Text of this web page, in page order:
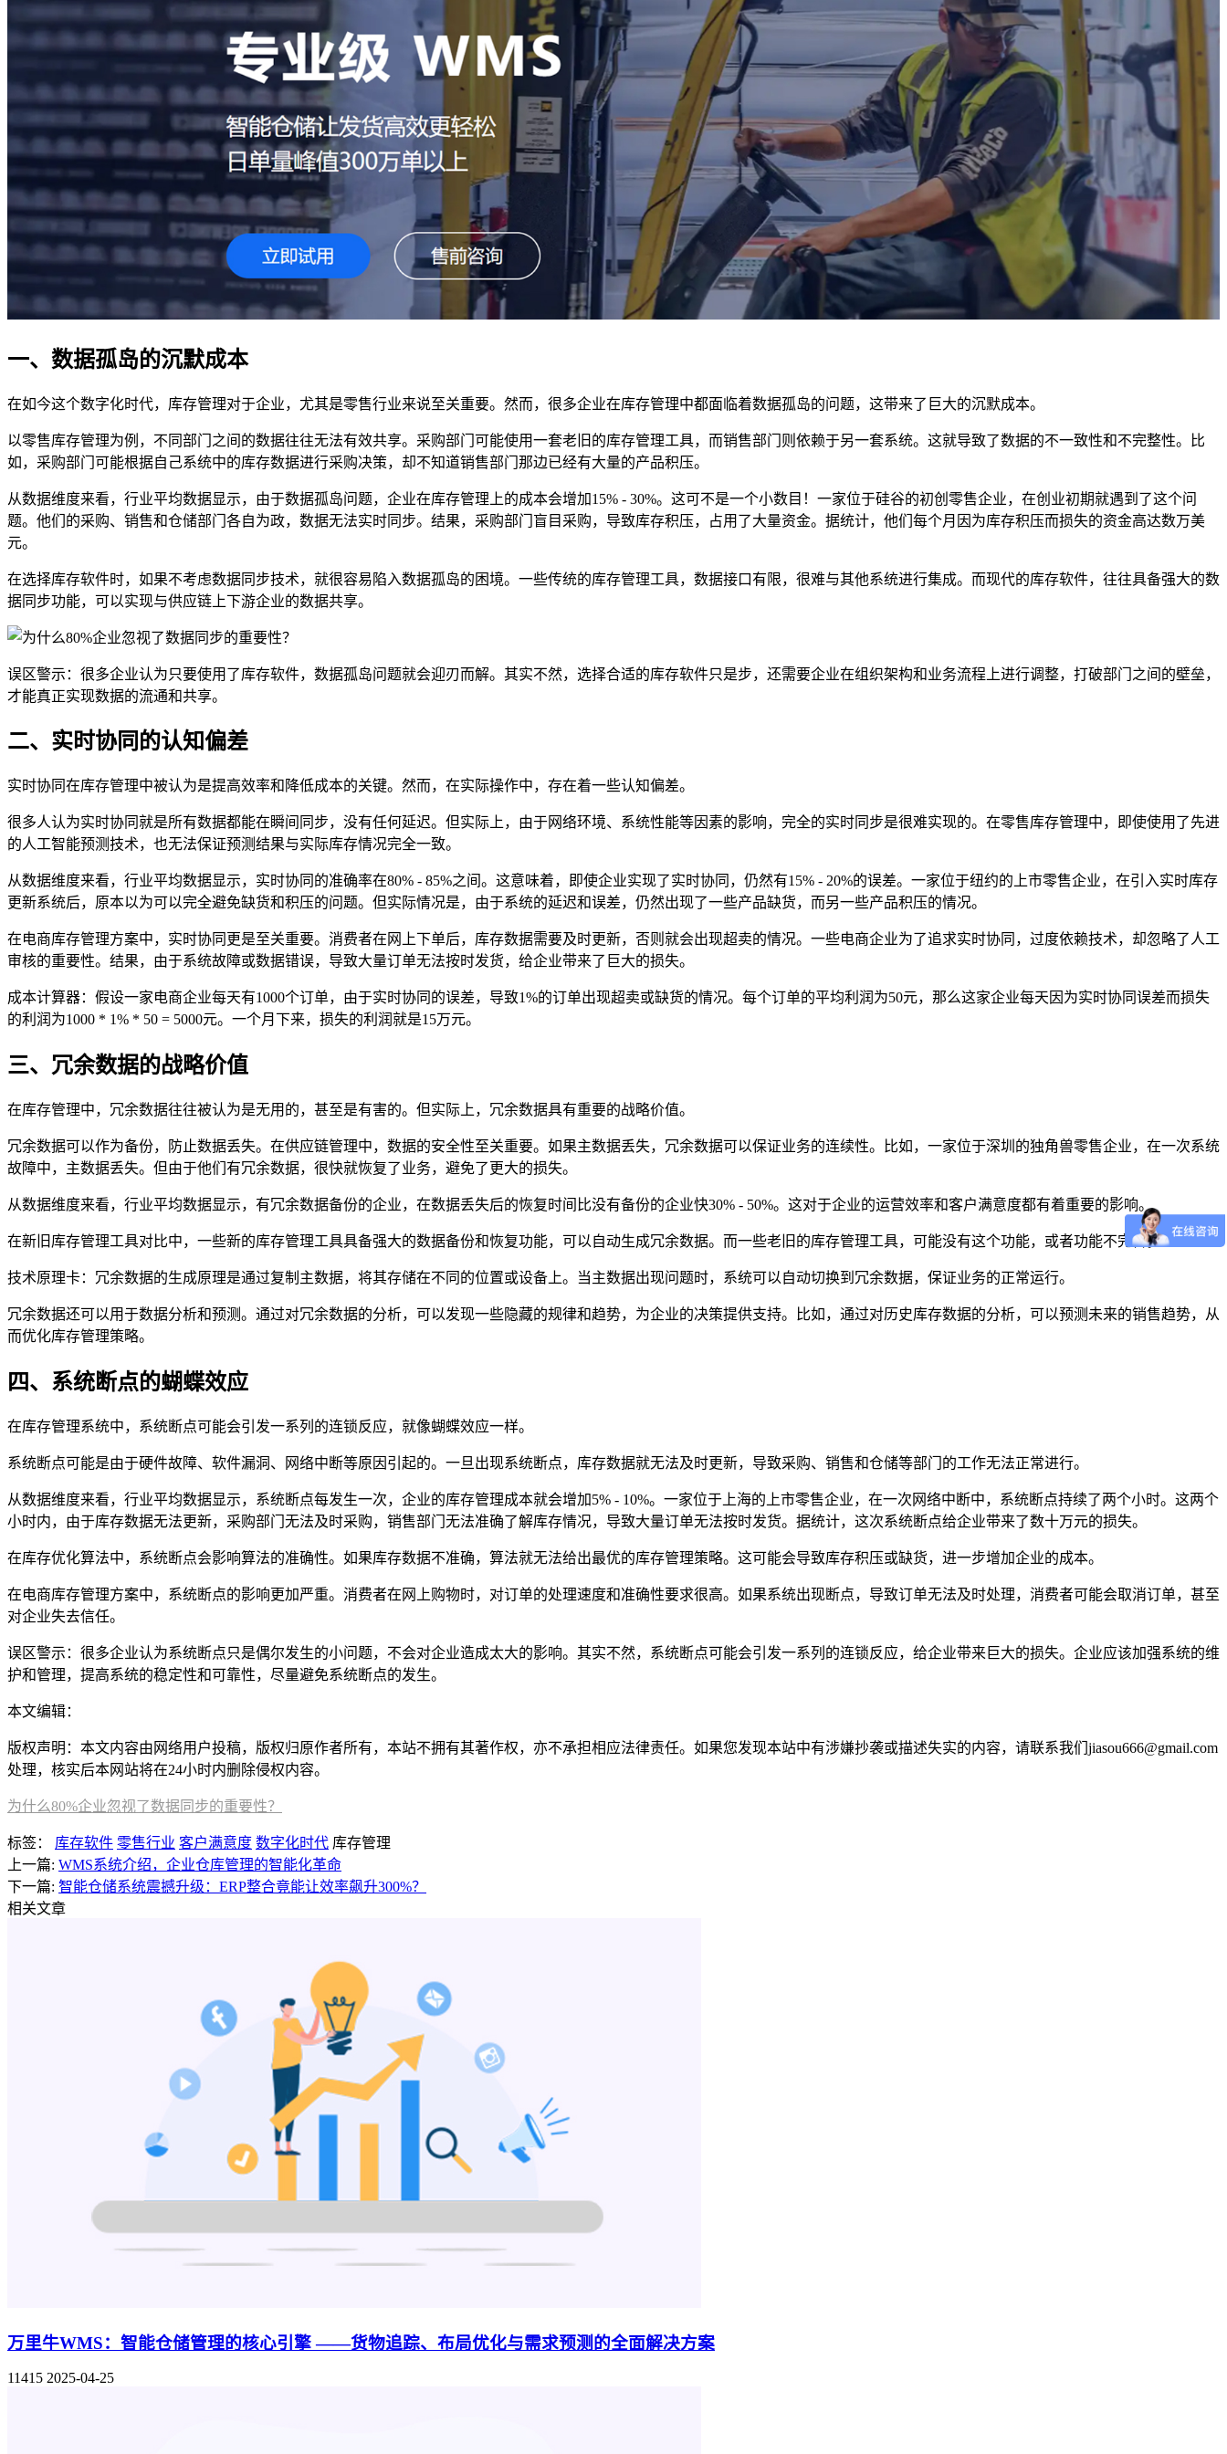
一、数据孤岛的沉默成本
在如今这个数字化时代，库存管理对于企业，尤其是零售行业来说至关重要。然而，很多企业在库存管理中都面临着数据孤岛的问题，这带来了巨大的沉默成本。
以零售库存管理为例，不同部门之间的数据往往无法有效共享。采购部门可能使用一套老旧的库存管理工具，而销售部门则依赖于另一套系统。这就导致了数据的不一致性和不完整性。比
如，采购部门可能根据自己系统中的库存数据进行采购决策，却不知道销售部门那边已经有大量的产品积压。
从数据维度来看，行业平均数据显示，由于数据孤岛问题，企业在库存管理上的成本会增加15% - 30%。这可不是一个小数目！一家位于硅谷的初创零售企业，在创业初期就遇到了这个问
题。他们的采购、销售和仓储部门各自为政，数据无法实时同步。结果，采购部门盲目采购，导致库存积压，占用了大量资金。据统计，他们每个月因为库存积压而损失的资金高达数万美
元。
在选择库存软件时，如果不考虑数据同步技术，就很容易陷入数据孤岛的困境。一些传统的库存管理工具，数据接口有限，很难与其他系统进行集成。而现代的库存软件，往往具备强大的数
据同步功能，可以实现与供应链上下游企业的数据共享。
误区警示：很多企业认为只要使用了库存软件，数据孤岛问题就会迎刃而解。其实不然，选择合适的库存软件只是步，还需要企业在组织架构和业务流程上进行调整，打破部门之间的壁垒，
才能真正实现数据的流通和共享。
二、实时协同的认知偏差
实时协同在库存管理中被认为是提高效率和降低成本的关键。然而，在实际操作中，存在着一些认知偏差。
很多人认为实时协同就是所有数据都能在瞬间同步，没有任何延迟。但实际上，由于网络环境、系统性能等因素的影响，完全的实时同步是很难实现的。在零售库存管理中，即使使用了先进
的人工智能预测技术，也无法保证预测结果与实际库存情况完全一致。
从数据维度来看，行业平均数据显示，实时协同的准确率在80% - 85%之间。这意味着，即使企业实现了实时协同，仍然有15% - 20%的误差。一家位于纽约的上市零售企业，在引入实时库存
更新系统后，原本以为可以完全避免缺货和积压的问题。但实际情况是，由于系统的延迟和误差，仍然出现了一些产品缺货，而另一些产品积压的情况。
在电商库存管理方案中，实时协同更是至关重要。消费者在网上下单后，库存数据需要及时更新，否则就会出现超卖的情况。一些电商企业为了追求实时协同，过度依赖技术，却忽略了人工
审核的重要性。结果，由于系统故障或数据错误，导致大量订单无法按时发货，给企业带来了巨大的损失。
成本计算器：假设一家电商企业每天有1000个订单，由于实时协同的误差，导致1%的订单出现超卖或缺货的情况。每个订单的平均利润为50元，那么这家企业每天因为实时协同误差而损失
的利润为1000 * 1% * 50 = 5000元。一个月下来，损失的利润就是15万元。
三、冗余数据的战略价值
在库存管理中，冗余数据往往被认为是无用的，甚至是有害的。但实际上，冗余数据具有重要的战略价值。
冗余数据可以作为备份，防止数据丢失。在供应链管理中，数据的安全性至关重要。如果主数据丢失，冗余数据可以保证业务的连续性。比如，一家位于深圳的独角兽零售企业，在一次系统
故障中，主数据丢失。但由于他们有冗余数据，很快就恢复了业务，避免了更大的损失。
从数据维度来看，行业平均数据显示，有冗余数据备份的企业，在数据丢失后的恢复时间比没有备份的企业快30% - 50%。这对于企业的运营效率和客户满意度都有着重要的影响。
在新旧库存管理工具对比中，一些新的库存管理工具具备强大的数据备份和恢复功能，可以自动生成冗余数据。而一些老旧的库存管理工具，可能没有这个功能，或者功能不完善。
技术原理卡：冗余数据的生成原理是通过复制主数据，将其存储在不同的位置或设备上。当主数据出现问题时，系统可以自动切换到冗余数据，保证业务的正常运行。
冗余数据还可以用于数据分析和预测。通过对冗余数据的分析，可以发现一些隐藏的规律和趋势，为企业的决策提供支持。比如，通过对历史库存数据的分析，可以预测未来的销售趋势，从
而优化库存管理策略。
四、系统断点的蝴蝶效应
在库存管理系统中，系统断点可能会引发一系列的连锁反应，就像蝴蝶效应一样。
系统断点可能是由于硬件故障、软件漏洞、网络中断等原因引起的。一旦出现系统断点，库存数据就无法及时更新，导致采购、销售和仓储等部门的工作无法正常进行。
从数据维度来看，行业平均数据显示，系统断点每发生一次，企业的库存管理成本就会增加5% - 10%。一家位于上海的上市零售企业，在一次网络中断中，系统断点持续了两个小时。这两个
小时内，由于库存数据无法更新，采购部门无法及时采购，销售部门无法准确了解库存情况，导致大量订单无法按时发货。据统计，这次系统断点给企业带来了数十万元的损失。
在库存优化算法中，系统断点会影响算法的准确性。如果库存数据不准确，算法就无法给出最优的库存管理策略。这可能会导致库存积压或缺货，进一步增加企业的成本。
在电商库存管理方案中，系统断点的影响更加严重。消费者在网上购物时，对订单的处理速度和准确性要求很高。如果系统出现断点，导致订单无法及时处理，消费者可能会取消订单，甚至
对企业失去信任。
误区警示：很多企业认为系统断点只是偶尔发生的小问题，不会对企业造成太大的影响。其实不然，系统断点可能会引发一系列的连锁反应，给企业带来巨大的损失。企业应该加强系统的维
护和管理，提高系统的稳定性和可靠性，尽量避免系统断点的发生。
本文编辑：
版权声明：本文内容由网络用户投稿，版权归原作者所有，本站不拥有其著作权，亦不承担相应法律责任。如果您发现本站中有涉嫌抄袭或描述失实的内容，请联系我们jiasou666@gmail.com
处理，核实后本网站将在24小时内删除侵权内容。
为什么80%企业忽视了数据同步的重要性？
标签： 库存软件 零售行业 客户满意度 数字化时代 库存管理
上一篇: WMS系统介绍，企业仓库管理的智能化革命
下一篇: 智能仓储系统震撼升级：ERP整合竟能让效率飙升300%？
相关文章
万里牛WMS：智能仓储管理的核心引擎 ——货物追踪、布局优化与需求预测的全面解决方案
11415 2025-04-25